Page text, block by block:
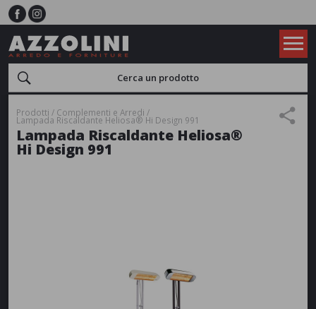
Prodotti Complementi e Arredi
Lampada Riscaldante Heliosa® Hi Design 991
Lampada Riscaldante Heliosa®
Hi Design 991